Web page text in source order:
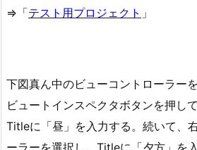
⇒「テスト用プロジェクト 」
下図真ん中のビューコントローラー
ビュートインスペクタボタンを押し
Titleに「昼」を入力する。続いて、